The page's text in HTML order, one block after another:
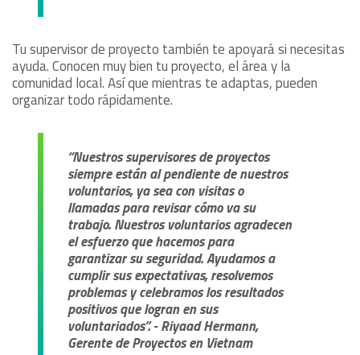
Tu supervisor de proyecto también te apoyará si necesitas
ayuda. Conocen muy bien tu proyecto, el área y la
comunidad local. Así que mientras te adaptas, pueden
organizar todo rápidamente.
“Nuestros supervisores de proyectos
siempre están al pendiente de nuestros
voluntarios, ya sea con visitas o
llamadas para revisar cómo va su
trabajo. Nuestros voluntarios agradecen
el esfuerzo que hacemos para
garantizar su seguridad. Ayudamos a
cumplir sus expectativas, resolvemos
problemas y celebramos los resultados
positivos que logran en sus
voluntariados”. - Riyaad Hermann,
Gerente de Proyectos en Vietnam